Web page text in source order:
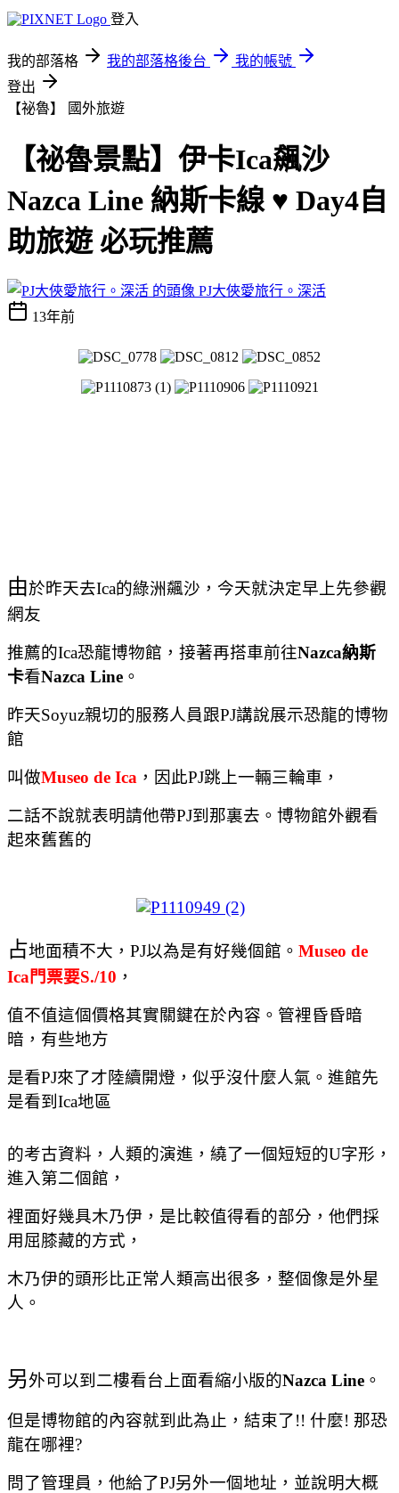
登入
我的部落格 我的部落格後台
我的帳號
登出
【祕魯】
國外旅遊
【祕魯景點】伊卡Ica飆沙
Nazca Line 納斯卡線 ♥ Day4自
助旅遊 必玩推薦
PJ大俠愛旅行。深活
13年前
由於昨天去Ica的綠洲飆沙，今天就決定早上先參觀
網友
推薦的Ica恐龍博物館，接著再搭車前往Nazca納斯
卡看Nazca Line 。
昨天Soyuz親切的服務人員跟PJ講說展示恐龍的博物
館
叫做Museo de Ica ，因此PJ跳上一輛三輪車，
二話不說就表明請他帶PJ到那裏去。博物館外觀看
起來舊舊的
占地面積不大， PJ以為是有好幾個館。 Museo de
Ica門票要S./10 ，
值不值這個價格其實關鍵在於內容。管裡昏昏暗
暗，有些地方
是看PJ來了才陸續開燈，似乎沒什麼人氣。進館先
是看到 Ica地區
的考古資料，人類的演進，繞了一個短短的U字形，
進入第二個館，
裡面好幾具木乃伊，是比較值得看的部分，他們採
用屈膝藏的方式，
木乃伊的頭形比正常人類高出很多，整個像是外星
人。
另外可以到二樓看台上面看縮小版的Nazca Line 。
但是博物館的內容就到此為止，結束了!! 什麼! 那恐
龍在哪裡?
問了管理員，他給了PJ另外一個地址，並說明大概